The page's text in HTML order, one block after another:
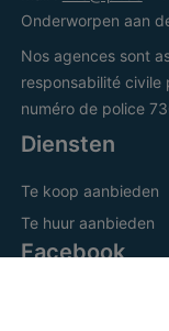
Onderworpen aan
Nos agences sont
responsabilité civile
numéro de police
Diensten
Te koop aanbieden
Te huur aanbieden
Facebook